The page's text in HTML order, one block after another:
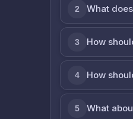
2 What
3 How
4 How
5 What